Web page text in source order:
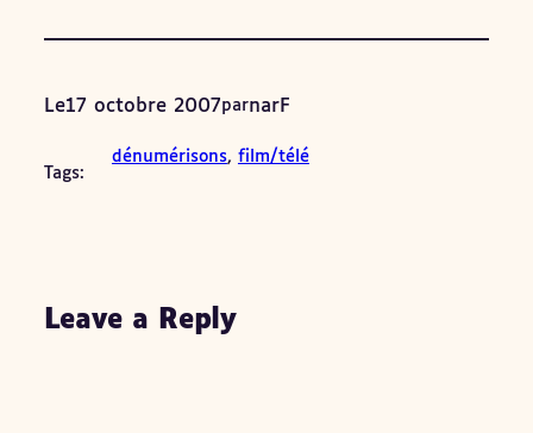
Le17 octobre 2007parnarF
Tags:
dénumérisons, film/télé
Leave a Reply